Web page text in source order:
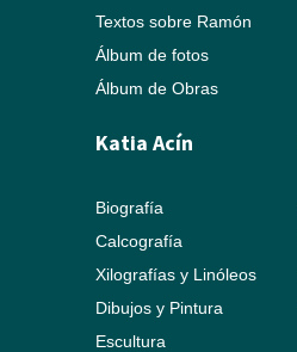
Textos sobre Ramón
Álbum de fotos
Álbum de Obras
Katia Acín
Biografía
Calcografía
Xilografías y Linóleos
Dibujos y Pintura
Escultura